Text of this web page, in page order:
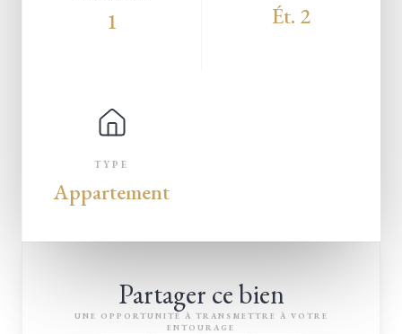
1 Ét. 2
TYPE
Appartement
Partager ce bien
UNE OPPORTUNITÉ À TRANSMETTRE À VOTRE
ENTOURAGE